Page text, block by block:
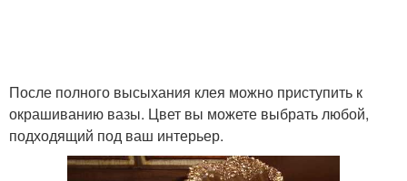
После полного высыхания клея можно приступить к
окрашиванию вазы. Цвет вы можете выбрать любой,
подходящий под ваш интерьер.